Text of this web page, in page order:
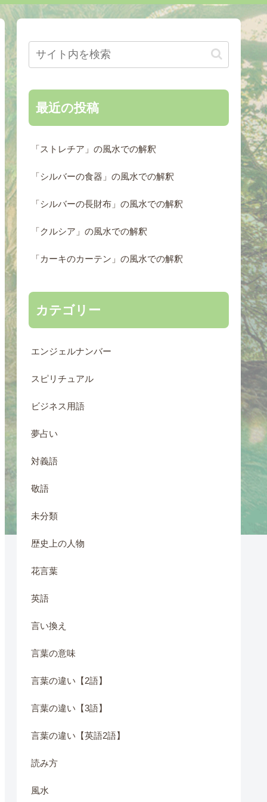
最近の投稿
「ストレチア」の風水での解釈
「シルバーの食器」の風水での解釈
「シルバーの長財布」の風水での解釈
「クルシア」の風水での解釈
「カーキのカーテン」の風水での解釈
カテゴリー
エンジェルナンバー
スピリチュアル
ビジネス用語
夢占い
対義語
敬語
未分類
歴史上の人物
花言葉
英語
言い換え
言葉の意味
言葉の違い【2語】
言葉の違い【3語】
言葉の違い【英語2語】
読み方
風水